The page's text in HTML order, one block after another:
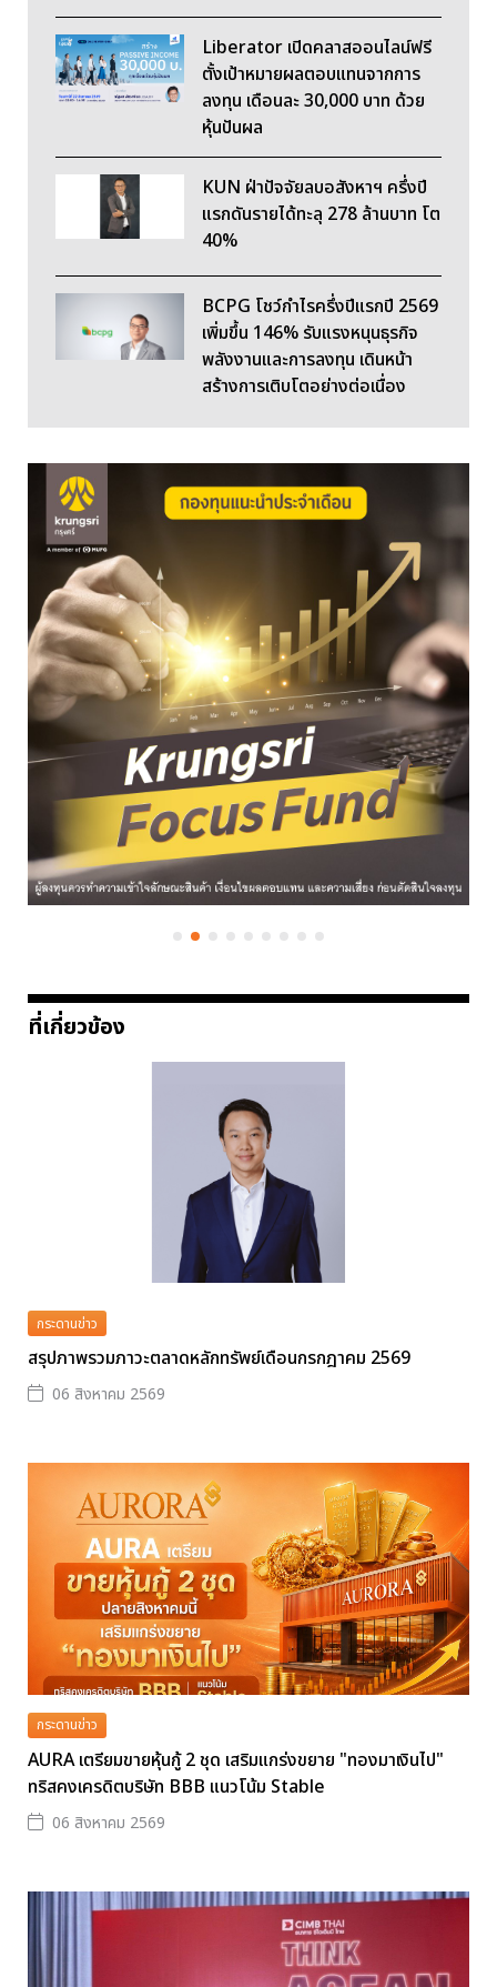
Liberator เปิดคลาสออนไลน์ฟรี
ตั้งเป้าหมายผลตอบแทนจากการ
ลงทุน เดือนละ 30,000 บาท ด้วย
หุ้นปันผล
KUN ฝ่าปัจจัยลบอสังหาฯ ครึ่งปี
แรกดันรายได้ทะลุ 278 ล้านบาท โต
40%
BCPG โชว์กำไรครึ่งปีแรกปี 2569
เพิ่มขึ้น 146% รับแรงหนุนธุรกิจ
พลังงานและการลงทุน เดินหน้า
สร้างการเติบโตอย่างต่อเนื่อง
ที่เกี่ยวข้อง
กระดานข่าว
สรุปภาพรวมภาวะตลาดหลักทรัพย์เดือนกรกฎาคม 2569
06 สิงหาคม 2569
กระดานข่าว
AURA เตรียมขายหุ้นกู้ 2 ชุด เสริมแกร่งขยาย "ทองมาเงินไป"
ทริสคงเครดิตบริษัท BBB แนวโน้ม Stable
06 สิงหาคม 2569